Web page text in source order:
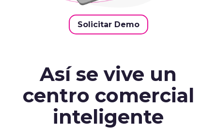
Solicitar Demo
Así se vive un
centro comercial
inteligente